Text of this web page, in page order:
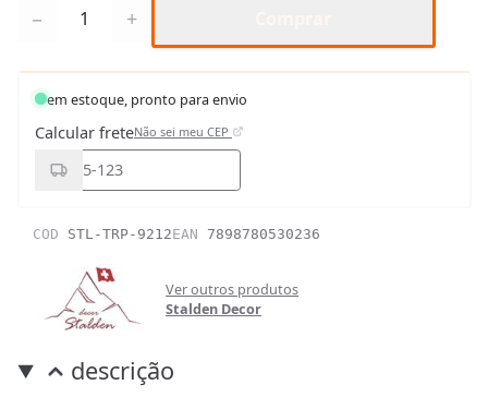
− +
em estoque, pronto para envio
Calcular freteNão sei meu CEP
COD STL-TRP-9212EAN 7898780530236
Ver outros produtos
Stalden Decor
descrição